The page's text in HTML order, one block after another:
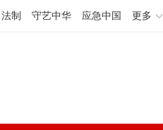
法制 守艺中华 应急中国 更多